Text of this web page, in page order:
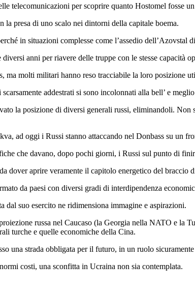
telecomunicazioni per scoprire quanto Hostomel fosse
la presa di uno scalo nei dintorni della capitale boema.
in situazioni complesse come l’assedio dell’Azovstal
anni per riavere delle truppe con le stesse capacità
ma molti militari hanno reso tracciabile la loro posizione
addestrati si sono incolonnati alla bell’ e
la posizione di diversi generali russi, eliminandoli. Non
ad oggi i Russi stanno attaccando nel Donbass su un
che davano, dopo pochi giorni, i Russi sul punto di
dover aprire veramente il capitolo energetico del
da paesi con diversi gradi di interdipendenza
dal suo esercito ne ridimensiona immagine e aspirazioni.
russa nel Caucaso (la Georgia nella NATO e la
turche e quelle economiche della Cina.
una strada obbligata per il futuro, in un ruolo
costi, una sconfitta in Ucraina non sia contemplata.